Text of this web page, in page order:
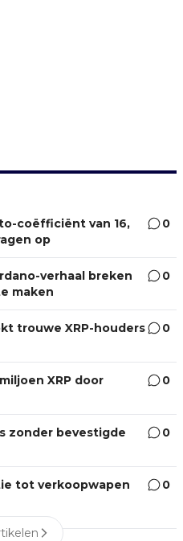
coëfficiënt van 16,
op
0
verhaal breken
maken
0
trouwe XRP-houders
0
XRP door
0
zonder bevestigde
0
tot verkoopwapen
0